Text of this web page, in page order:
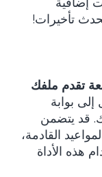
إضافية
تأخيرات!
تقدم ملفك
بوابة
قد يتضمن
القادمة،
هذه الأداة